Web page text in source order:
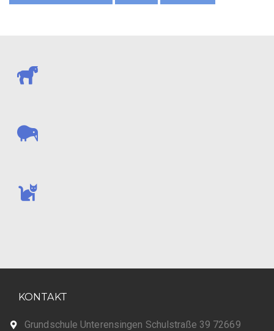
KONTAKT
Grundschule Unterensingen Schulstraße 39 72669